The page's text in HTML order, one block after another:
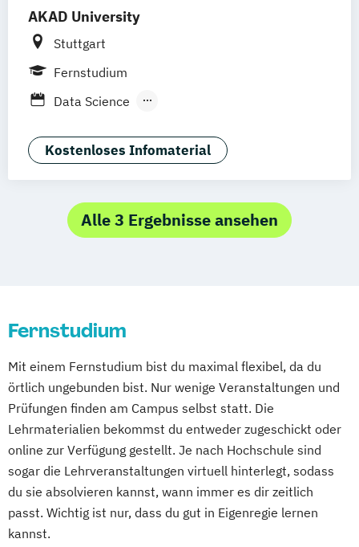
AKAD University
Stuttgart
Fernstudium
Data Science
Digital Engineering und Angewandte
Informatik
Software Engineering
Wirtschaftsinformatik
Kostenloses Infomaterial
Alle 3 Ergebnisse ansehen
Fernstudium
Mit einem Fernstudium bist du maximal flexibel, da du
örtlich ungebunden bist. Nur wenige Veranstaltungen und
Prüfungen finden am Campus selbst statt. Die
Lehrmaterialien bekommst du entweder zugeschickt oder
online zur Verfügung gestellt. Je nach Hochschule sind
sogar die Lehrveranstaltungen virtuell hinterlegt, sodass
du sie absolvieren kannst, wann immer es dir zeitlich
passt. Wichtig ist nur, dass du gut in Eigenregie lernen
kannst.